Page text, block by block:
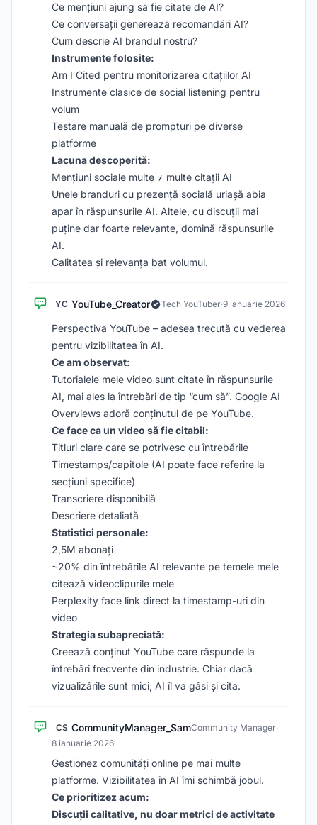
Ce mențiuni ajung să fie citate de AI?
Ce conversații generează recomandări AI?
Cum descrie AI brandul nostru?
Instrumente folosite:
Am I Cited pentru monitorizarea citațiilor AI
Instrumente clasice de social listening pentru
volum
Testare manuală de prompturi pe diverse
platforme
Lacuna descoperită:
Mențiuni sociale multe ≠ multe citații AI
Unele branduri cu prezență socială uriașă abia
apar în răspunsurile AI. Altele, cu discuții mai
puține dar foarte relevante, domină răspunsurile
AI.
Calitatea și relevanța bat volumul.
YC YouTube_Creator Tech YouTuber·9 ianuarie 2026
Perspectiva YouTube – adesea trecută cu vederea
pentru vizibilitatea în AI.
Ce am observat:
Tutorialele mele video sunt citate în răspunsurile
AI, mai ales la întrebări de tip “cum să”. Google AI
Overviews adoră conținutul de pe YouTube.
Ce face ca un video să fie citabil:
Titluri clare care se potrivesc cu întrebările
Timestamps/capitole (AI poate face referire la
secțiuni specifice)
Transcriere disponibilă
Descriere detaliată
Statistici personale:
2,5M abonați
~20% din întrebările AI relevante pe temele mele
citează videoclipurile mele
Perplexity face link direct la timestamp-uri din
video
Strategia subapreciată:
Creează conținut YouTube care răspunde la
întrebări frecvente din industrie. Chiar dacă
vizualizările sunt mici, AI îl va găsi și cita.
CS CommunityManager_SamCommunity Manager·
8 ianuarie 2026
Gestionez comunități online pe mai multe
platforme. Vizibilitatea în AI îmi schimbă jobul.
Ce prioritizez acum:
Discuții calitative, nu doar metrici de activitate